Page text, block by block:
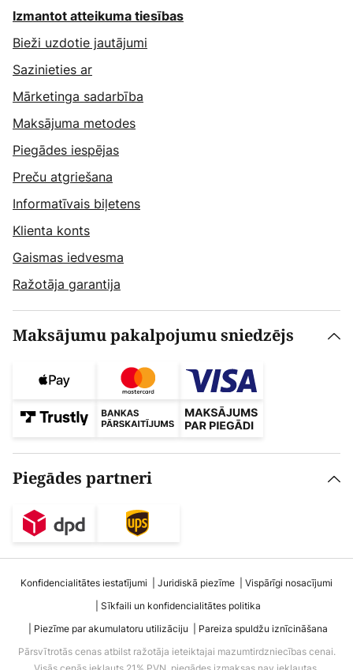
Izmantot atteikuma tiesības
Bieži uzdotie jautājumi
Sazinieties ar
Mārketinga sadarbība
Maksājuma metodes
Piegādes iespējas
Preču atgriešana
Informatīvais biļetens
Klienta konts
Gaismas iedvesma
Ražotāja garantija
Maksājumu pakalpojumu sniedzējs
Piegādes partneri
Konfidencialitātes iestatījumi Juridiskā piezīme
Vispārīgi nosacījumi
Sīkfaili un konfidencialitātes politika
Piezīme par akumulatoru utilizāciju
Pareiza spuldžu iznīcināšana
Pārsvītrotās cenas atbilst ražotāja ieteiktajai mazumtirdzniecības cenai.